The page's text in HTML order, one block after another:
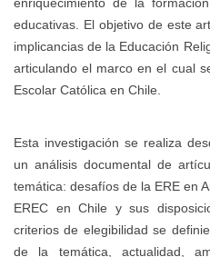
enriquecimiento de la
educativas. El objetivo de este
implicancias de la Educación
articulando el marco en el cual
Escolar Católica en Chile.
Esta investigación se realiza
un análisis documental de
temática: desafíos de la ERE en
EREC en Chile y sus
criterios de elegibilidad se
de la temática, actualidad,